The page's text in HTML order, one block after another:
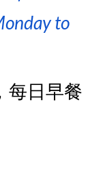
to
每日早餐